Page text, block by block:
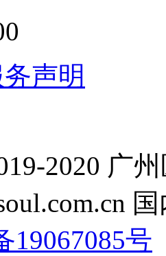
声明
2020 广
19067085号